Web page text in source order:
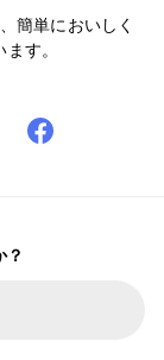
簡単においしく
す。
？